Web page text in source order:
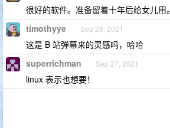
很好的软件。准备留着十年后给女儿用。
timothyye Sep 26, 2021
这是 B 站弹幕来的灵感吗，哈哈
superrichman Sep 27, 2021
linux 表示也想要！